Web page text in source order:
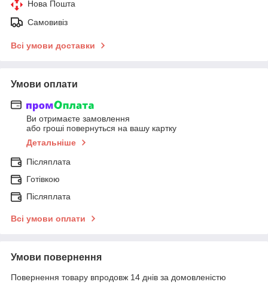
Нова Пошта
Самовивіз
Всі умови доставки
Умови оплати
Ви отримаєте замовлення
або гроші повернуться на вашу картку
Детальніше
Післяплата
Готівкою
Післяплата
Всі умови оплати
Умови повернення
Повернення товару впродовж 14 днів за домовленістю